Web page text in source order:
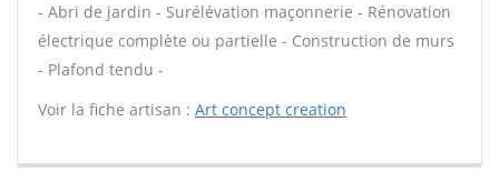
- Abri de jardin - Surélévation maçonnerie - Rénovation
électrique complète ou partielle - Construction de murs
- Plafond tendu -
Voir la fiche artisan : Art concept creation